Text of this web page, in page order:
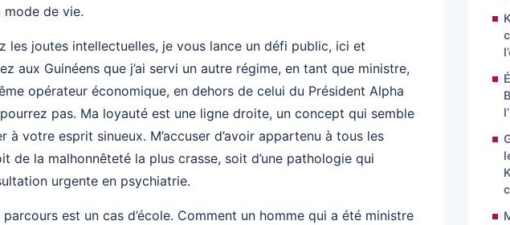
mode de vie.
les joutes intellectuelles, je vous lance un défi public, ici et
aux Guinéens que j’ai servi un autre régime, en tant que ministre,
opérateur économique, en dehors de celui du Président Alpha
pas. Ma loyauté est une ligne droite, un concept qui semble
à votre esprit sinueux. M’accuser d’avoir appartenu à tous les
de la malhonnêteté la plus crasse, soit d’une pathologie qui
urgente en psychiatrie.
est un cas d’école. Comment un homme qui a été ministre